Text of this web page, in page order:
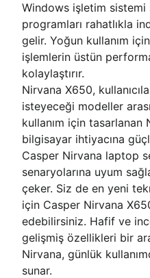
Windows işletim sistemi
programları rahatlıkla
gelir. Yoğun kullanım
işlemlerin üstün
kolaylaştırır.
Nirvana X650,
isteyeceği modeller
kullanım için
bilgisayar ihtiyacına
Casper Nirvana laptop
senaryolarına uyum
çeker. Siz de en yeni
için Casper Nirvana
edebilirsiniz. Hafif ve
gelişmiş özellikleri bir
Nirvana, günlük
sunar.